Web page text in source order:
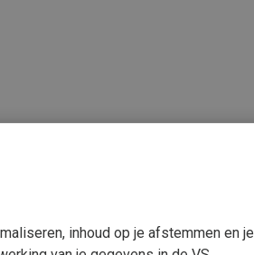
inhoud op je afstemmen en je